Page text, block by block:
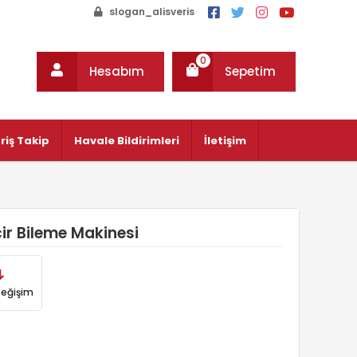
slogan_alisveris
Hesabım Sepetim
0
Takip Havale Bildirimleri İletişim
Bileme Makinesi